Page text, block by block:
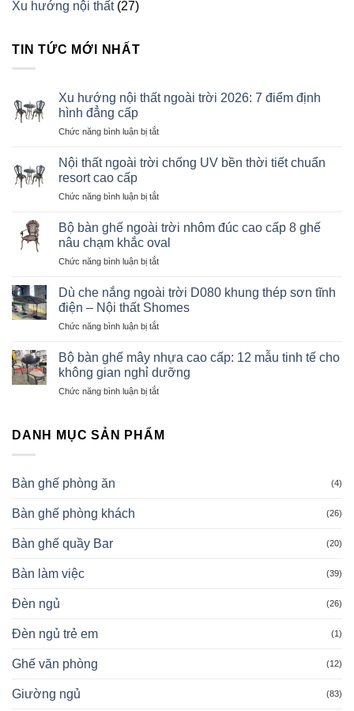
Xu hướng nội thất(27)
TIN TỨC MỚI NHẤT
Xu hướng nội thất ngoài trời 2026: 7 điểm định
hình đẳng cấp
Chức năng bình luận bị tắtở
hướng
ngoài
2026:
7
định
đẳng
cấp
Nội thất ngoài trời chống UV bền thời tiết chuẩn
resort cao cấp
Chức năng bình luận bị tắtở
thất
ngoài
trời
chống
bền
thời
chuẩn
cao
cấp
Bộ bàn ghế ngoài trời nhôm đúc cao cấp 8 ghế
nâu chạm khắc oval
Chức năng bình luận bị tắtở
bàn
ngoài
trời
đúc
cao
8
chạm
Dù che nắng ngoài trời D080 khung thép sơn tĩnh
điện – Nội thất Shomes
Chức năng bình luận bị tắtở
che
nắng
ngoài
trời
thép
Bộ bàn ghế mây nhựa cao cấp: 12 mẫu tinh tế cho
không gian nghỉ dưỡng
Chức năng bình luận bị tắtở
ghế
DANH MỤC SẢN PHẨM
Bàn ghế phòng ăn (4)
Bàn ghế phòng khách (26)
Bàn ghế quầy Bar (20)
Bàn làm việc (39)
Đèn ngủ (26)
Đèn ngủ trẻ em (1)
Ghế văn phòng (12)
Giường ngủ (83)